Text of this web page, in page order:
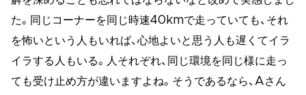
た。同じコーナーを同じ時速40kmで走っていても、それ
を怖いという人もいれば、心地よいと思う人も遅くてイラ
イラする人もいる。人それぞれ、同じ環境を同じ様に走っ
ても受け止め方が違いますよね。そうであるなら、Aさん